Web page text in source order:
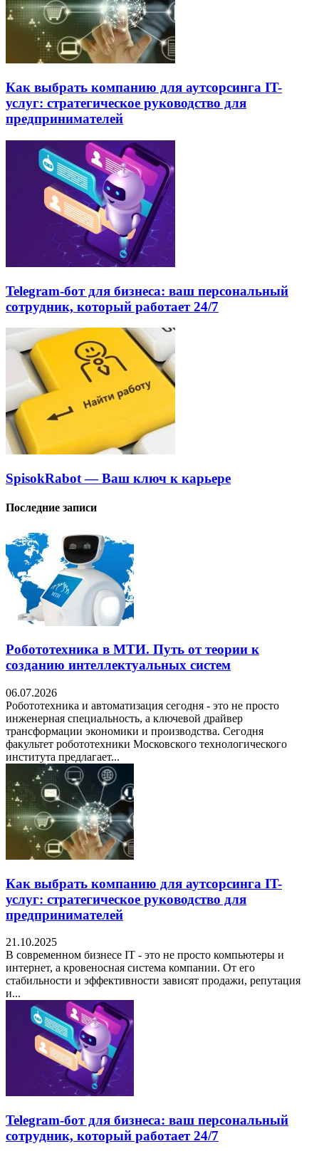
Как выбрать компанию для аутсорсинга IT-
услуг: стратегическое руководство для
предпринимателей
Telegram-бот для бизнеса: ваш персональный
сотрудник, который работает 24/7
SpisokRabot — Ваш ключ к карьере
Последние записи
Робототехника в МТИ. Путь от теории к
созданию интеллектуальных систем
06.07.2026
Робототехника и автоматизация сегодня - это не просто
инженерная специальность, а ключевой драйвер
трансформации экономики и производства. Сегодня
факультет робототехники Московского технологического
института предлагает...
Как выбрать компанию для аутсорсинга IT-
услуг: стратегическое руководство для
предпринимателей
21.10.2025
В современном бизнесе IT - это не просто компьютеры и
интернет, а кровеносная система компании. От его
стабильности и эффективности зависят продажи, репутация
и...
Telegram-бот для бизнеса: ваш персональный
сотрудник, который работает 24/7